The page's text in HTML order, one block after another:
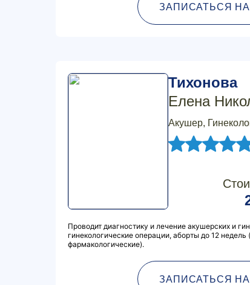
ЗАПИСАТЬСЯ
Тихонова
Елена
Акушер,
Проводит диагностику и лечение акушерских и
гинекологические операции, аборты до 12 недель
фармакологические).
ЗАПИСАТЬСЯ